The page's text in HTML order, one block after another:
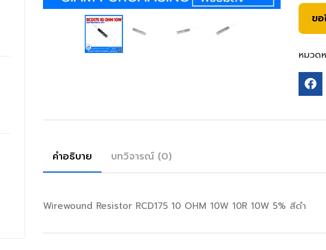
ขอ
หมวด
คำอธิบาย บทวิจารณ์ (0)
Wirewound Resistor RCD175 10 OHM 10W 10R 10W 5% สีดำ